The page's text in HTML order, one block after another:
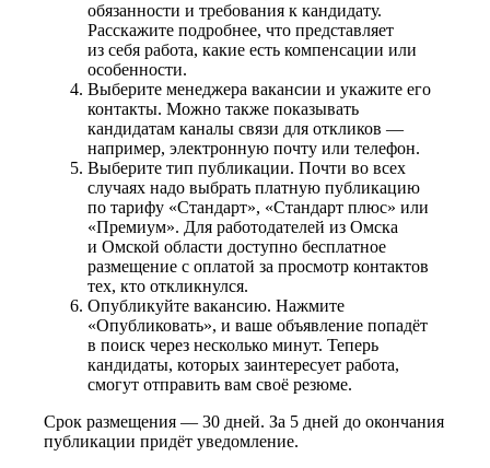
обязанности и требования к кандидату.
Расскажите подробнее, что представляет
из себя работа, какие есть компенсации или
особенности.
Выберите менеджера вакансии и укажите его
контакты. Можно также показывать
кандидатам каналы связи для откликов —
например, электронную почту или телефон.
Выберите тип публикации. Почти во всех
случаях надо выбрать платную публикацию
по тарифу «Стандарт», «Стандарт плюс» или
«Премиум». Для работодателей из Омска
и Омской области доступно бесплатное
размещение с оплатой за просмотр контактов
тех, кто откликнулся.
Опубликуйте вакансию. Нажмите
«Опубликовать», и ваше объявление попадёт
в поиск через несколько минут. Теперь
кандидаты, которых заинтересует работа,
смогут отправить вам своё резюме.
Срок размещения — 30 дней. За 5 дней до окончания
публикации придёт уведомление.